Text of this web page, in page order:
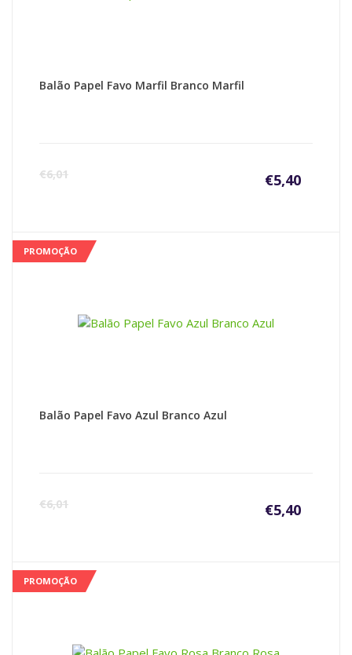
Balão Papel Favo Marfil Branco Marfil
€6,01 €5,40
PROMOÇÃO
Balão Papel Favo Azul Branco Azul
€6,01 €5,40
PROMOÇÃO